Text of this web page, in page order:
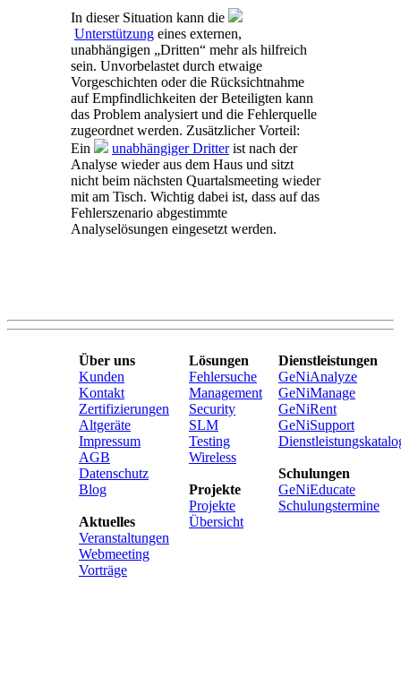
In dieser Situation kann die
Unterstützung eines externen,
unabhängigen „Dritten“ mehr als hilfreich
sein. Unvorbelastet durch etwaige
Vorgeschichten oder die Rücksichtnahme
auf Empfindlichkeiten der Beteiligten kann
das Problem analysiert und die Fehlerquelle
zugeordnet werden. Zusätzlicher Vorteil:
Ein
unabhängiger Dritterist nach der
Analyse wieder aus dem Haus und sitzt
nicht beim nächsten Quartalsmeeting wieder
mit am Tisch. Wichtig dabei ist, dass auf das
Fehlerszenario abgestimmte
Analyselösungen eingesetzt werden.
Über uns
Kunden
Kontakt
Zertifizierungen
Altgeräte
Impressum
AGB
Datenschutz
Blog
Aktuelles
Veranstaltungen
Webmeeting
Vorträge
Lösungen
Fehlersuche
Management
Security
SLM
Testing
Wireless
Projekte
Projekte
Übersicht
Dienstleistungen
GeNiAnalyze
GeNiManage
GeNiRent
GeNiSupport
Schulungen
GeNiEducate
Schulungstermine